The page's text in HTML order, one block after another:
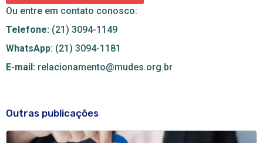
Ou entre em contato conosco:
Telefone: (21) 3094-1149
WhatsApp: (21) 3094-1181
E-mail: relacionamento@mudes.org.br
Outras publicações